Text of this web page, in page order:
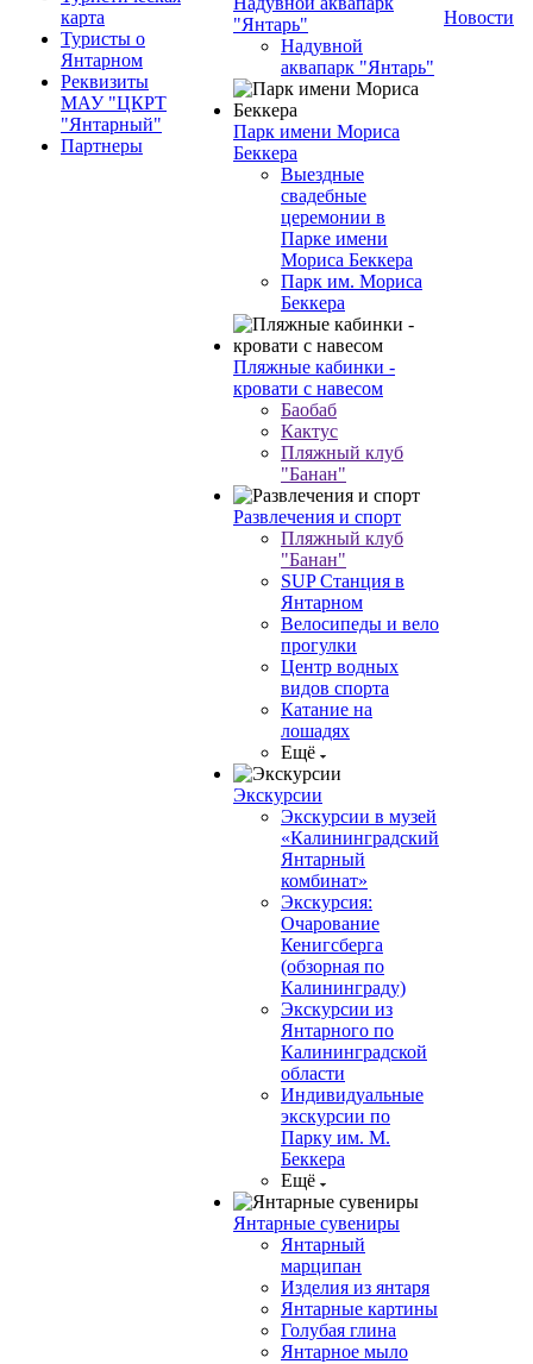
карта
Туристы о
Янтарном
Реквизиты
МАУ "ЦКРТ
"Янтарный"
Партнеры
"Янтарь"
Надувной
аквапарк "Янтарь"
Парк имени Мориса
Беккера
Выездные
свадебные
церемонии в
Парке имени
Мориса Беккера
Парк им. Мориса
Беккера
Пляжные кабинки -
кровати с навесом
Баобаб
Кактус
Пляжный клуб
"Банан"
Развлечения и спорт
Пляжный клуб
"Банан"
SUP Станция в
Янтарном
Велосипеды и вело
прогулки
Центр водных
видов спорта
Катание на
лошадях
Ещё
Экскурсии
Экскурсии в музей
«Калининградский
Янтарный
комбинат»
Экскурсия:
Очарование
Кенигсберга
(обзорная по
Калининграду)
Экскурсии из
Янтарного по
Калининградской
области
Индивидуальные
экскурсии по
Парку им. М.
Беккера
Ещё
Янтарные сувениры
Янтарный
марципан
Изделия из янтаря
Янтарные картины
Голубая глина
Янтарное мыло
Новости